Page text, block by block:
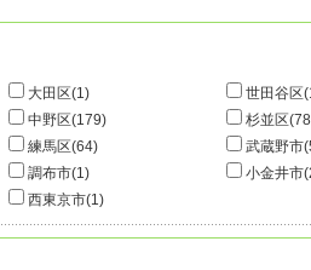
大田区(1) 世田谷区
中野区(179) 杉並区
練馬区(64) 武蔵野市
調布市(1) 小金井市
西東京市(1)
30.5万
ペット相談可 オートロック
35.6万